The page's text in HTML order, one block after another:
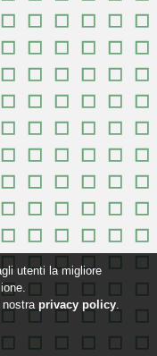
utenti la migliore
nostra privacy policy.